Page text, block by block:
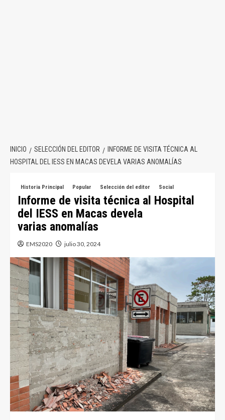
INICIO SELECCIÓN DEL EDITOR
INFORME DE VISITA TÉCNICA AL
HOSPITAL DEL IESS EN MACAS DEVELA VARIAS ANOMALÍAS
Historia Principal Popular Selección del editor Social
Informe de visita técnica al Hospital
del IESS en Macas devela
varias anomalías
EMS2020 julio 30, 2024